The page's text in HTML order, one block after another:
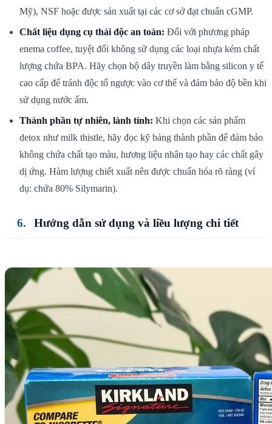
Mỹ), NSF hoặc được sản xuất tại các cơ sở đạt chuẩn cGMP.
Chất liệu dụng cụ thải độc an toàn: Đối với phương pháp
enema coffee, tuyệt đối không sử dụng các loại nhựa kém chất
lượng chứa BPA. Hãy chọn bộ dây truyền làm bằng silicon y tế
cao cấp để tránh độc tố ngược vào cơ thể và đảm bảo độ bền khi
sử dụng nước ấm.
Thành phần tự nhiên, lành tính: Khi chọn các sản phẩm
detox như milk thistle, hãy đọc kỹ bảng thành phần để đảm bảo
không chứa chất tạo màu, hương liệu nhân tạo hay các chất gây
dị ứng. Hàm lượng chiết xuất nên được chuẩn hóa rõ ràng (ví
dụ: chứa 80% Silymarin).
Hướng dẫn sử dụng và liều lượng chi tiết